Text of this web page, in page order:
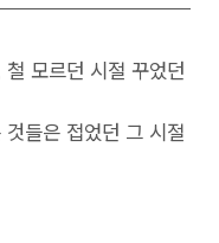
모르던 시절 꾸었던
들은 접었던 그 시절